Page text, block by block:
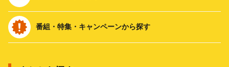
番組・特集・キャンペーンから探す